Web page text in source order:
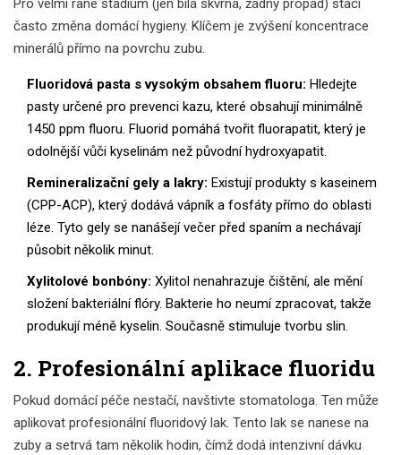
Pro velmi rané stadium (jen bílá skvrna, žádný propad) stačí
často změna domácí hygieny. Klíčem je zvýšení koncentrace
minerálů přímo na povrchu zubu.
Fluoridová pasta s vysokým obsahem fluoru: Hledejte
pasty určené pro prevenci kazu, které obsahují minimálně
1450 ppm fluoru. Fluorid pomáhá tvořit fluorapatit, který je
odolnější vůči kyselinám než původní hydroxyapatit.
Remineralizační gely a lakry: Existují produkty s kaseinem
(CPP-ACP), který dodává vápník a fosfáty přímo do oblasti
léze. Tyto gely se nanášejí večer před spaním a nechávají
působit několik minut.
Xylitolové bonbóny: Xylitol nenahrazuje čištění, ale mění
složení bakteriální flóry. Bakterie ho neumí zpracovat, takže
produkují méně kyselin. Současně stimuluje tvorbu slin.
2. Profesionální aplikace fluoridu
Pokud domácí péče nestačí, navštivte stomatologa. Ten může
aplikovat profesionální fluoridový lak. Tento lak se nanese na
zuby a setrvá tam několik hodin, čímž dodá intenzivní dávku